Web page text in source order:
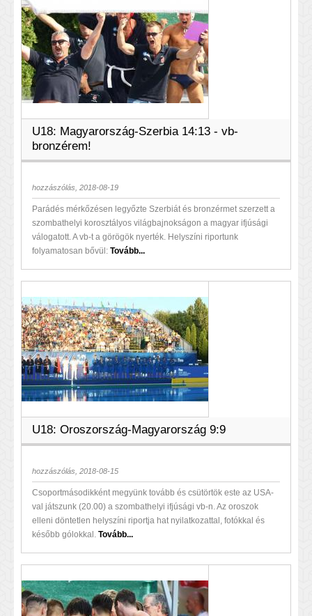
U18: Magyarország-Szerbia 14:13 - vb-
bronzérem!
hozzászólás, 2018-08-19
Parádés mérkőzésen legyőzte Szerbiát és bronzérmet szerzett a
szombathelyi korosztályos világbajnokságon a magyar ifjúsági
válogatott. A vb-t a görögök nyerték. Helyszíni riportunk
folyamatosan bővül: Tovább...
U18: Oroszország-Magyarország 9:9
hozzászólás, 2018-08-15
Csoportmásodikként megyünk tovább és csütörtök este az USA-
val játszunk (20.00) a szombathelyi ifjúsági vb-n. Az oroszok
elleni döntetlen helyszíni riportja hat nyilatkozattal, fotókkal és
később gólokkal. Tovább...